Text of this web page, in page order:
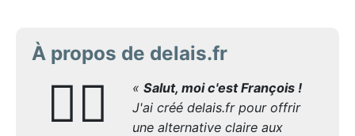
À propos de delais.fr
🙋‍♂️ « Salut, moi c'est François !
J'ai créé delais.fr pour offrir
une alternative claire aux